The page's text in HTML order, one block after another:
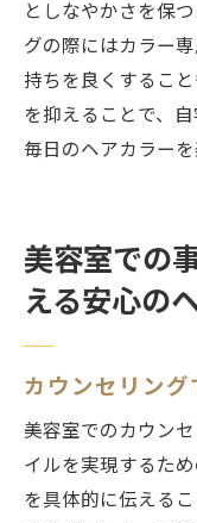
としなやかさを保
グの際にはカラー
持ちを良くするこ
を抑えることで、
毎日のヘアカラーを
美容室での
える安心の
カウンセリング
美容室でのカウン
イルを実現するた
を具体的に伝える